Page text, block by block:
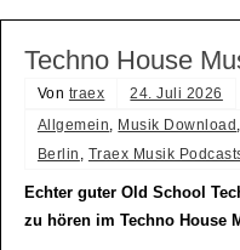
Techno House
Von traex
24. Juli 2026
Allgemein
Musik Download
Berlin
Traex Musik
Echter guter Old School
zu hören im Techno House